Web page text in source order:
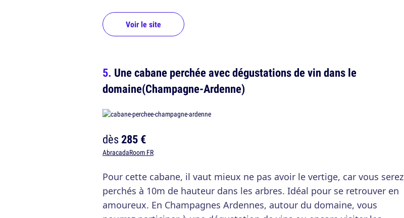
Voir le site
Une cabane perchée avec dégustations de vin dans le
domaine(Champagne-Ardenne)
dès285 €
AbracadaRoom FR
Pour cette cabane, il vaut mieux ne pas avoir le vertige, car vous serez
perchés à 10m de hauteur dans les arbres. Idéal pour se retrouver en
amoureux. En Champagnes Ardennes, autour du domaine, vous